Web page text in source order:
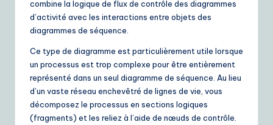
o
lu
ti
o
combine la logique de flux de contrôle des diagrammes
d’activité avec les interactions entre objets des
diagrammes de séquence.
Ce type de diagramme est particulièrement utile lorsque
un processus est trop complexe pour être entièrement
représenté dans un seul diagramme de séquence. Au lieu
d’un vaste réseau enchevêtré de lignes de vie, vous
décomposez le processus en sections logiques
(fragments) et les reliez à l’aide de nœuds de contrôle.